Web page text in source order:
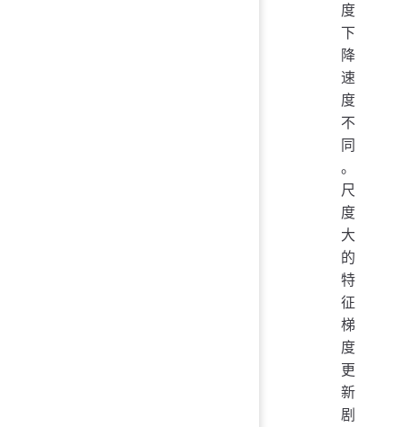
度
下
降
速
度
不
同
。
尺
度
大
的
特
征
梯
度
更
新
剧